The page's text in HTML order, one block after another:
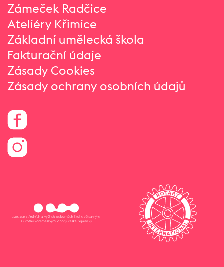
Zámeček Radčice
Ateliéry Křimice
Základní umělecká škola
Fakturační údaje
Zásady Cookies
Zásady ochrany osobních údajů